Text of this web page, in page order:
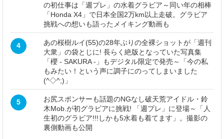
の初仕事は「週プレ」の水着グラビア～同い年の相棒
「Honda X4」で日本全国2万km以上走破。グラビア
挑戦への想いも語ったメイキング動画も
4
あの桜樹ルイ(55)の28年ぶりの全裸ショットが「週刊
大衆」の袋とじに! 長らく絶版となっていた写真集
「櫻 - SAKURA -」もデジタル限定で発売～「今の私
もみたい！という声に調子にのってしまいました
(^◇^;)」
5
お尻スポンサーも話題のNGなし破天荒アイドル・鈴
木Mob.が初グラビアに挑戦! 「週プレ」に登場～「人
生初のグラビア!!!しかも5水着も着てます」。撮影の
裏側動画も公開